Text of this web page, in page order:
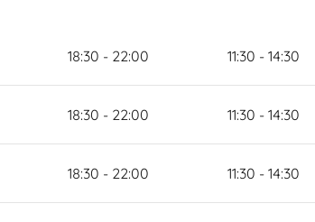
18:30 - 22:00 11:30 - 14:30
18:30 - 22:00 11:30 - 14:30
18:30 - 22:00 11:30 - 14:30